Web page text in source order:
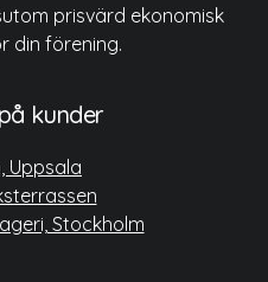
prisvärd ekonomisk
din förening.
kunder
Uppsala
Stockholm